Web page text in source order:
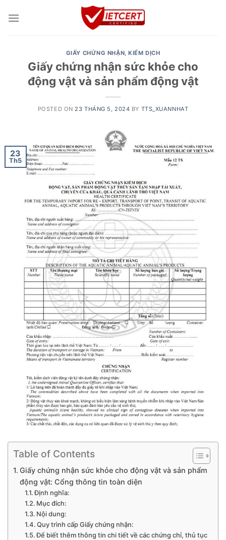
GIẤY CHỨNG NHẬN,KIỂM DỊCH
Giấy chứng nhận sức khỏe cho
động vật và sản phẩm động vật
POSTED ON 23 THÁNG 5, 2024 BY TTS_XUANNHAT
23
Th5
Table of Contents
Giấy chứng nhận sức khỏe cho động vật và sản phẩm
động vật: Cổng thông tin toàn diện
Định nghĩa:
Mục đích:
Nội dung:
Quy trình cấp Giấy chứng nhận:
Để biết thêm thông tin chi tiết về các chứng chỉ, thủ tục